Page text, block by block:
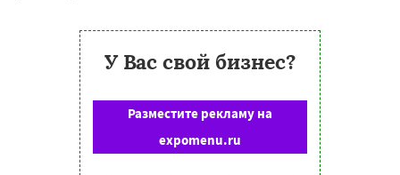
У Вас свой бизнес?
Разместите рекламу на
expomenu.ru